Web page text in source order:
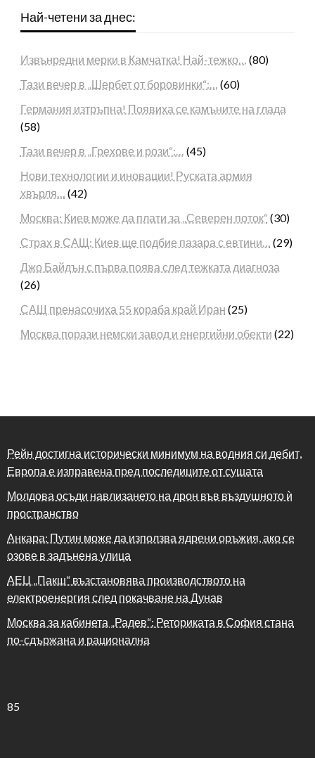
Най-четени за днес:
Извънредни мерки в Камчатка! Най-тежко… (80)
Тази вечер в „Шербет от боровинки“:… (60)
Германия изтръпна! Появиха се камъните на глада
(58)
Тази вечер в „Грехове и рози“:… (45)
Нови технологии и иновации! Руската армия
хвърля… (42)
Москва: Киев може да плати за „Северен поток“ (30)
Страх в САЩ: Киев ще подбие пазара с евтини… (29)
Джо Байдън с първа поява след тежката диагноза
(26)
САЩ пренасочиха 55 кораба край Иран (25)
Москва порази немски завод и енергийни обекти (22)
Рейн достигна исторически минимум на водния си дебит,
Европа е изправена пред последиците от сушата
Молдова осъди навлизането на дрон във въздушното ѝ
пространство
Анкара: Путин може да използва ядрени оръжия, ако се
озове в задънена улица
АЕЦ „Пакш“ възстановява производството на
електроенергия след покачване на Дунав
Москва за кабинета „Радев“: Реториката в София стана
по-сдържана и рационална
85